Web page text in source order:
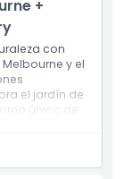
+
con
y el
el jardín de
único de
de